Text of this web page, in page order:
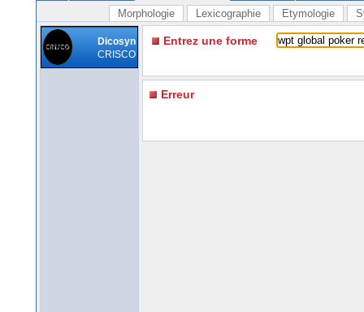
Morphologie Lexicographie Etymologie
Dicosyn
CRISCO
Entrez une forme
Erreur